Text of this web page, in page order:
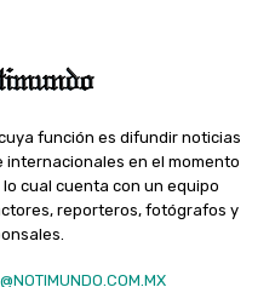
función es difundir noticias
en el momento
cual cuenta con un equipo
reporteros, fotógrafos y